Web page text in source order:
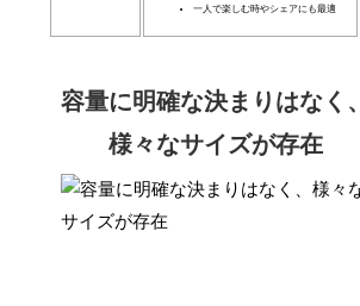
一人で楽しむ時やシェアにも最適
容量に明確な決まりはなく、
様々なサイズが存在